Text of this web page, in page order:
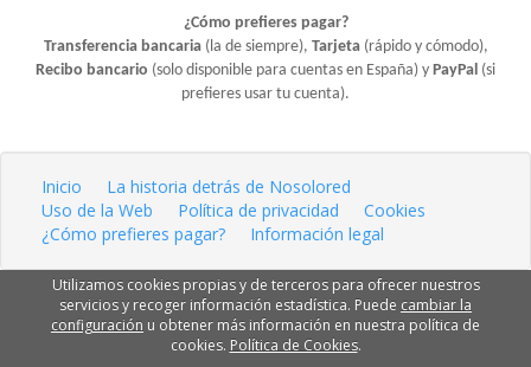
¿Cómo prefieres pagar?
Transferencia bancaria(la de siempre), Tarjeta(rápido y cómodo),
Recibo bancario (solo disponible para cuentas en España) y PayPal (si
prefieres usar tu cuenta).
Inicio
La historia detrás de Nosolored
Uso de la Web
Política de privacidad
Cookies
¿Cómo prefieres pagar?
Información legal
Utilizamos cookies propias y de terceros para ofrecer nuestros
servicios y recoger información estadística. Puede cambiar la
configuración u obtener más información en nuestra política de
cookies. Política de Cookies.